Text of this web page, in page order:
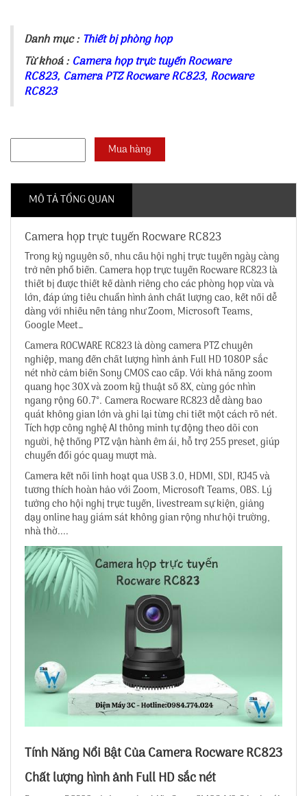
Danh mục : Thiết bị phòng họp
Từ khoá : Camera họp trực tuyến Rocware
RC823, Camera PTZ Rocware RC823, Rocware
RC823
MÔ TẢ TỔNG QUAN
Camera họp trực tuyến Rocware RC823
Trong kỷ nguyên số, nhu cầu hội nghị trực tuyến ngày càng
trở nên phổ biến. Camera họp trực tuyến Rocware RC823 là
thiết bị được thiết kế dành riêng cho các phòng họp vừa và
lớn, đáp ứng tiêu chuẩn hình ảnh chất lượng cao, kết nối dễ
dàng với nhiều nền tảng như Zoom, Microsoft Teams,
Google Meet…
Camera ROCWARE RC823 là dòng camera PTZ chuyên
nghiệp, mang đến chất lượng hình ảnh Full HD 1080P sắc
nét nhờ cảm biến Sony CMOS cao cấp. Với khả năng zoom
quang học 30X và zoom kỹ thuật số 8X, cùng góc nhìn
ngang rộng 60.7°. Camera Rocware RC823 dễ dàng bao
quát không gian lớn và ghi lại từng chi tiết một cách rõ nét.
Tích hợp công nghệ AI thông minh tự động theo dõi con
người, hệ thống PTZ vận hành êm ái, hỗ trợ 255 preset, giúp
chuyển đổi góc quay mượt mà.
Camera kết nối linh hoạt qua USB 3.0, HDMI, SDI, RJ45 và
tương thích hoàn hảo với Zoom, Microsoft Teams, OBS. Lý
tưởng cho hội nghị trực tuyến, livestream sự kiện, giảng
dạy online hay giám sát không gian rộng như hội trường,
nhà thờ....
Tính Năng Nổi Bật Của Camera Rocware RC823
Chất lượng hình ảnh Full HD sắc nét